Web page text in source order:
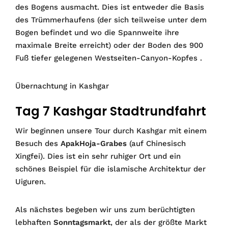
des Bogens ausmacht. Dies ist entweder die Basis
des Trümmerhaufens (der sich teilweise unter dem
Bogen befindet und wo die Spannweite ihre
maximale Breite erreicht) oder der Boden des 900
Fuß tiefer gelegenen Westseiten-Canyon-Kopfes .
Übernachtung in Kashgar
Tag 7 Kashgar Stadtrundfahrt
Wir beginnen unsere Tour durch Kashgar mit einem
Besuch des ApakHoja-Grabes (auf Chinesisch
Xingfei). Dies ist ein sehr ruhiger Ort und ein
schönes Beispiel für die islamische Architektur der
Uiguren.
Als nächstes begeben wir uns zum berüchtigten
lebhaften Sonntagsmarkt, der als der größte Markt